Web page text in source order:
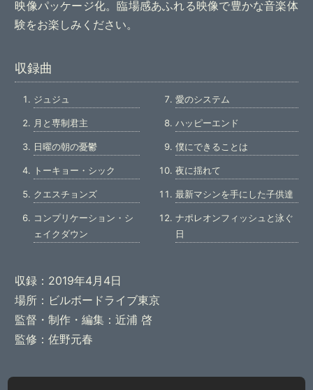
映像パッケージ化。臨場感あふれる映像で豊かな音楽体
験をお楽しみください。
収録曲
ジュジュ
月と専制君主
日曜の朝の憂鬱
トーキョー・シック
クエスチョンズ
コンプリケーション・シ
ェイクダウン
愛のシステム
ハッピーエンド
僕にできることは
夜に揺れて
最新マシンを手にした子供達
ナポレオンフィッシュと泳ぐ
日
収録：2019年4月4日
場所：ビルボードライブ東京
監督・制作・編集：近浦 啓
監修：佐野元春